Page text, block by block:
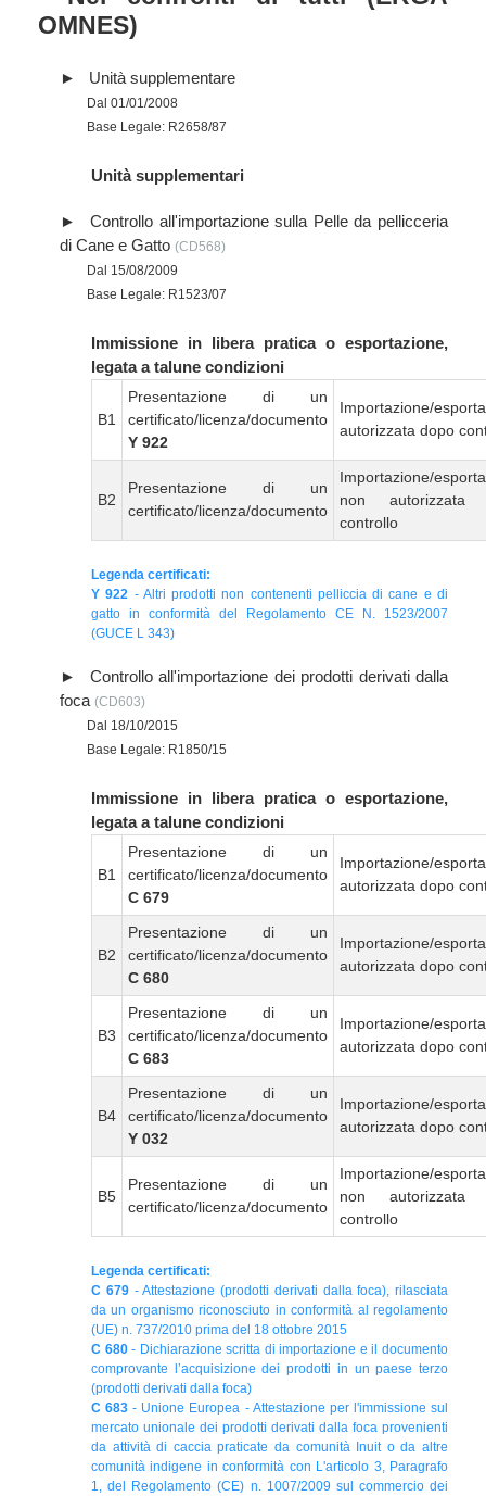
OMNES)
Unità supplementare
Dal 01/01/2008
Base Legale: R2658/87
Unità supplementari
Controllo all'importazione sulla Pelle da pellicceria
di Cane e Gatto (CD568)
Dal 15/08/2009
Base Legale: R1523/07
Immissione in libera pratica o esportazione,
legata a talune condizioni
B1
Presentazione di un
certificato/licenza/documento
Y 922
Importazione/
autorizzata dopo
B2
Presentazione di un
certificato/licenza/documento
Importazione/
non autorizzata
controllo
Legenda certificati:
Y 922 - Altri prodotti non contenenti pelliccia di cane e di
gatto in conformità del Regolamento CE N. 1523/2007
(GUCE L 343)
Controllo all'importazione dei prodotti derivati dalla
foca (CD603)
Dal 18/10/2015
Base Legale: R1850/15
Immissione in libera pratica o esportazione,
legata a talune condizioni
B1
Presentazione di un
certificato/licenza/documento
C 679
Importazione/
autorizzata dopo
B2
Presentazione di un
certificato/licenza/documento
C 680
Importazione/
autorizzata dopo
B3
Presentazione di un
certificato/licenza/documento
C 683
Importazione/
autorizzata dopo
B4
Presentazione di un
certificato/licenza/documento
Y 032
Importazione/
autorizzata dopo
B5
Presentazione di un
certificato/licenza/documento
Importazione/
non autorizzata
controllo
Legenda certificati:
C 679- Attestazione (prodotti derivati dalla foca), rilasciata
da un organismo riconosciuto in conformità al regolamento
(UE) n. 737/2010 prima del 18 ottobre 2015
C 680- Dichiarazione scritta di importazione e il documento
comprovante l’acquisizione dei prodotti in un paese terzo
(prodotti derivati dalla foca)
C 683 - Unione Europea - Attestazione per l'immissione sul
mercato unionale dei prodotti derivati dalla foca provenienti
da attività di caccia praticate da comunità Inuit o da altre
comunità indigene in conformità con L'articolo 3, Paragrafo
1, del Regolamento (CE) n. 1007/2009 sul commercio dei